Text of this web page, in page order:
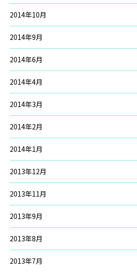
2014年10月
2014年9月
2014年6月
2014年4月
2014年3月
2014年2月
2014年1月
2013年12月
2013年11月
2013年9月
2013年8月
2013年7月